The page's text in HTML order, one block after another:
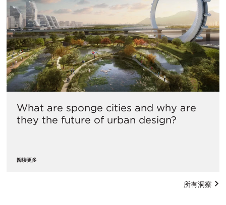
What are sponge cities and why are
they the future of urban design?
阅读更多
所有洞察